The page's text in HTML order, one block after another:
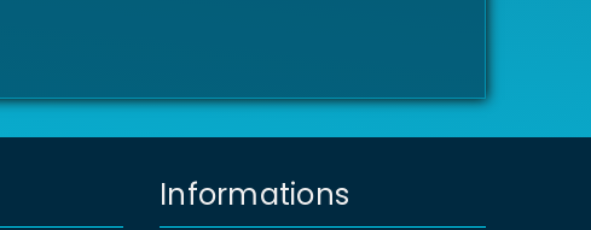
Informations